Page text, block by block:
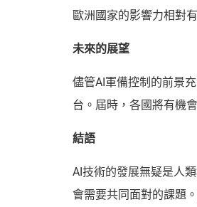
歐洲國家的影響力相對
未來的展望
儘管AI軍備控制的前景
台。屆時，各國將有機
結語
AI技術的發展無疑是人
會需要共同面對的課題